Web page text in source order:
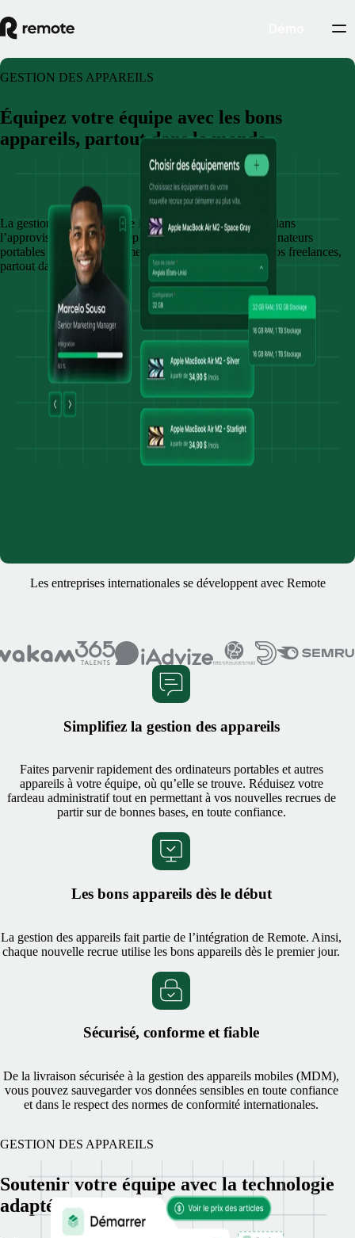
GESTION DES APPAREILS
Équipez votre équipe avec les bons
appareils, partout dans le monde
La gestion des appareils de Remote vous accompagne dans
l’approvisionnement, le déploiement et la gestion d’ordinateurs
portables et autres équipements pour vos employés et vos freelances,
partout dans le monde.
Réserver une démo
Les entreprises internationales se développent avec Remote
Simplifiez la gestion des appareils
Faites parvenir rapidement des ordinateurs portables et autres
appareils à votre équipe, où qu’elle se trouve. Réduisez votre
fardeau administratif tout en permettant à vos nouvelles recrues de
partir sur de bonnes bases, en toute confiance.
Les bons appareils dès le début
La gestion des appareils fait partie de l’intégration de Remote. Ainsi,
chaque nouvelle recrue utilise les bons appareils dès le premier jour.
Sécurisé, conforme et fiable
De la livraison sécurisée à la gestion des appareils mobiles (MDM),
vous pouvez sauvegarder vos données sensibles en toute confiance
et dans le respect des normes de conformité internationales.
GESTION DES APPAREILS
Soutenir votre équipe avec la technologie
adaptée